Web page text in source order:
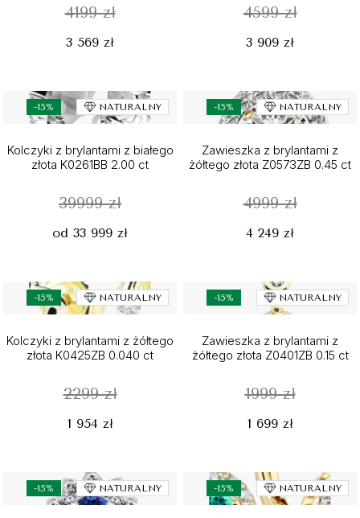
4199 zł
3 569 zł
4599 zł
3 909 zł
-15% NATURALNY
Kolczyki z brylantami z białego
złota K0261BB 2.00 ct
39999 zł
od 33 999 zł
-15% NATURALNY
Zawieszka z brylantami z
żółtego złota Z0573ZB 0.45 ct
4999 zł
4 249 zł
-15% NATURALNY
Kolczyki z brylantami z żółtego
złota K0425ZB 0.040 ct
2299 zł
1 954 zł
-15% NATURALNY
Zawieszka z brylantami z
żółtego złota Z0401ZB 0.15 ct
1999 zł
1 699 zł
-15% NATURALNY -15% NATURALNY